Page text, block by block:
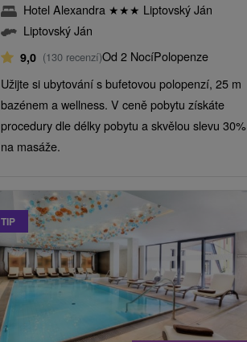
Hotel Alexandra ★★★ Liptovský Ján
Liptovský Ján
9,0 (130 recenzí)Od 2 NocíPolopenze
Užijte si ubytování s bufetovou polopenzí, 25 m
bazénem a wellness. V ceně pobytu získáte
procedury dle délky pobytu a skvělou slevu 30%
na masáže.
TIP